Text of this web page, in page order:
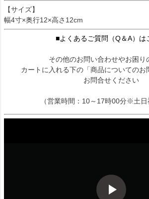
【サイズ】
幅4寸×奥行12×高さ12cm
■よくあるご質問（Q＆A）は
その他のお問い合わせやお困り
カートに入れる下の「商品についてのお
お問合せください
（営業時間：10～17時00分※土日